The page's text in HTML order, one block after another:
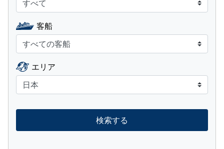
客船
エリア
検索する